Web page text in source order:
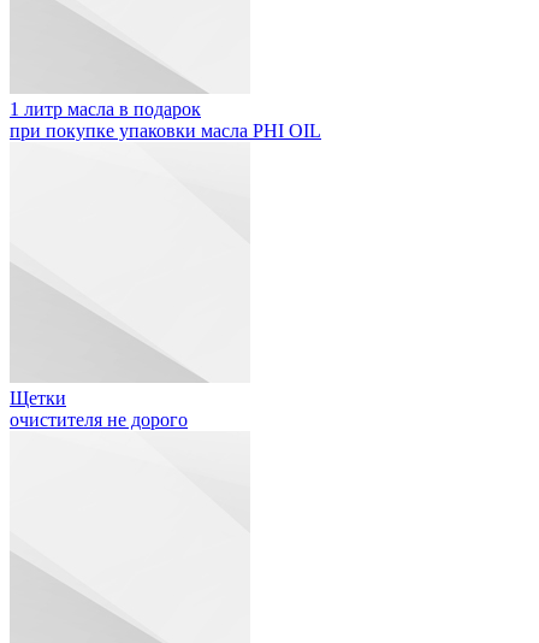
1 литр масла в подарок
при покупке упаковки масла PHI OIL
Щетки
очистителя не дорого